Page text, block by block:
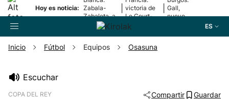
Hoy es noticia: Zabala-
Zabaleta, a
la final
victoria de
Le Court-
Pienaar
Gall,
nuevo
ES
Inicio Fútbol Equipos Osasuna
Escuchar
COPA DEL REY Compartir Guardar